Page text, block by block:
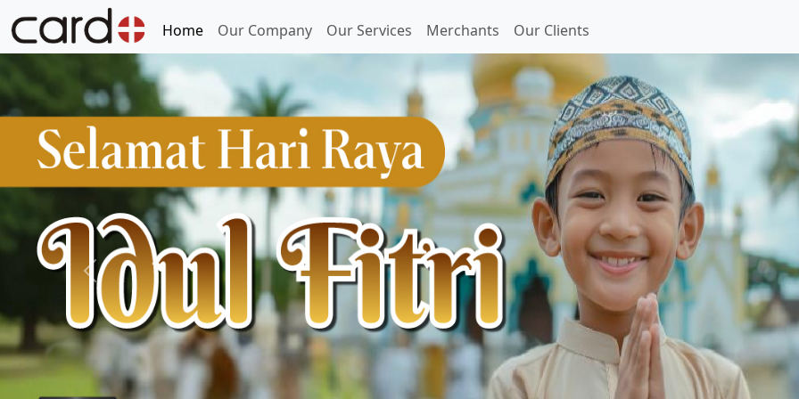
Home Our Company Our Services Merchants Our Clients
Previous